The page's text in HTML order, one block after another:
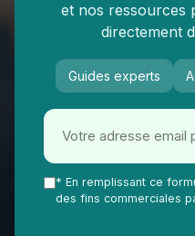
QVT Market
Améliorez
et nos ressources
directement
Guides experts
* En remplissant ce
des fins commerciales